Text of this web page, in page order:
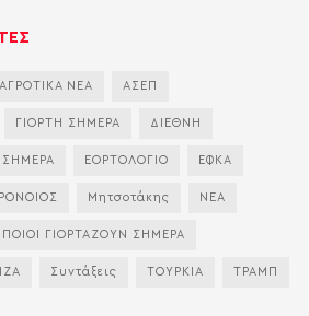
ΑΓΡΟΤΙΚΑ ΝΕΑ ΑΣΕΠ
ΓΙΟΡΤΗ ΣΗΜΕΡΑ ΔΙΕΘΝΗ
ΣΗΜΕΡΑ ΕΟΡΤΟΛΟΓΙΟ ΕΦΚΑ
Μητσοτάκης ΝΕΑ
ΠΟΙΟΙ ΓΙΟΡΤΑΖΟΥΝ ΣΗΜΕΡΑ
Συντάξεις ΤΟΥΡΚΙΑ ΤΡΑΜΠ